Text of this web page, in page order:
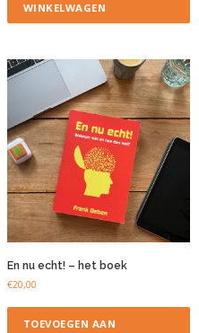
WINKELWAGEN
En nu echt! – het boek
€20,00
TOEVOEGEN AAN